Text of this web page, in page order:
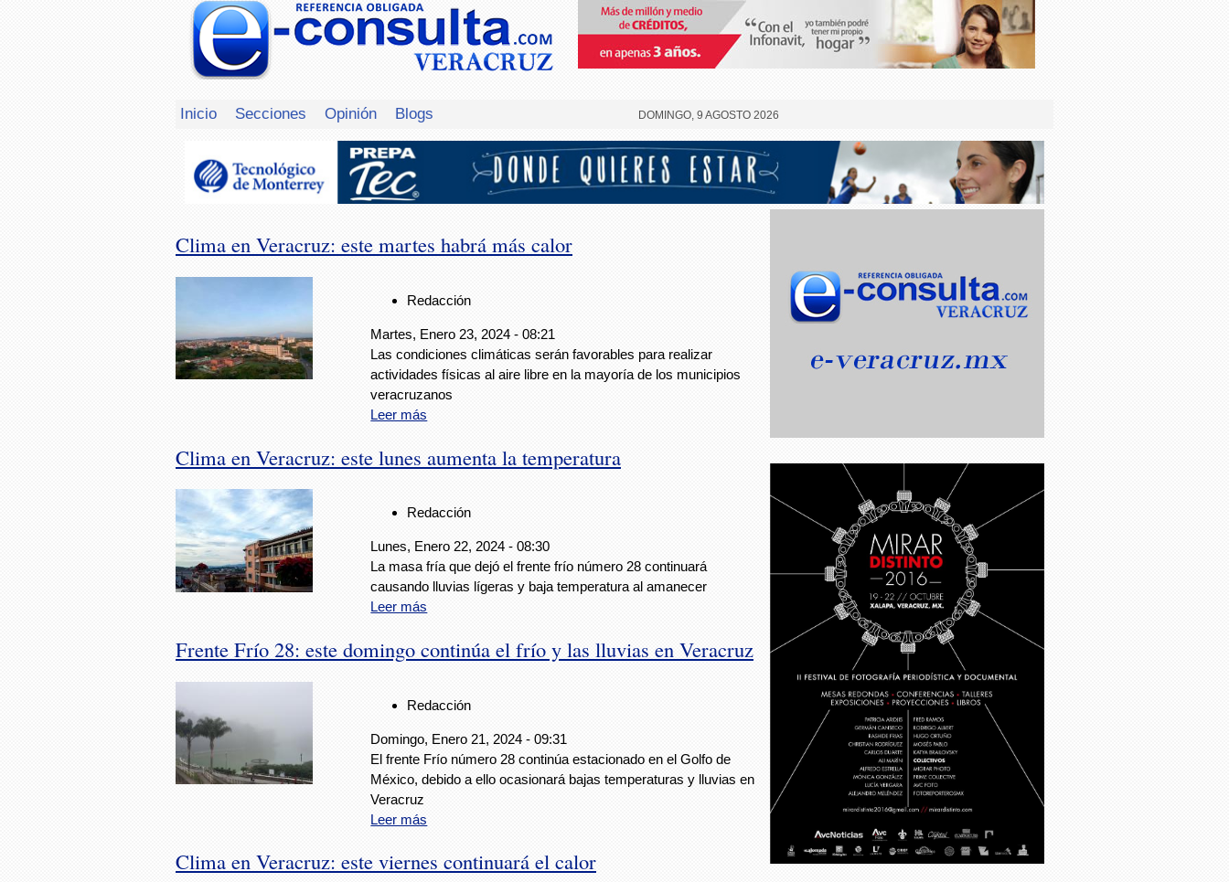
Inicio Secciones Opinión Blogs DOMINGO, 9 AGOSTO 2026
Clima en Veracruz: este martes habrá más calor
Redacción
Martes, Enero 23, 2024 - 08:21
Las condiciones climáticas serán favorables para realizar
actividades físicas al aire libre en la mayoría de los municipios
veracruzanos
Leer más
Clima en Veracruz: este lunes aumenta la temperatura
Redacción
Lunes, Enero 22, 2024 - 08:30
La masa fría que dejó el frente frío número 28 continuará
causando lluvias lígeras y baja temperatura al amanecer
Leer más
Frente Frío 28: este domingo continúa el frío y las lluvias en Veracruz
Redacción
Domingo, Enero 21, 2024 - 09:31
El frente Frío número 28 continúa estacionado en el Golfo de
México, debido a ello ocasionará bajas temperaturas y lluvias en
Veracruz
Leer más
Clima en Veracruz: este viernes continuará el calor